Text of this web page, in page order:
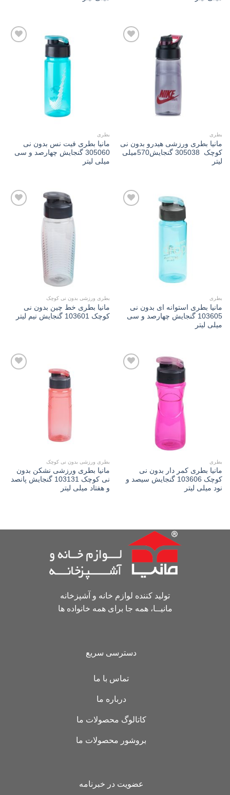
بطری
مانیا بطری ورزشی هیدرو بدون نی
کوچک 305038 گنجایش570میلی
لیتر
بطری
مانیا بطری فیت نس بدون نی
305060 گنجایش چهارصد و سی
میلی لیتر
بطری
مانیا بطری استوانه ای بدون نی
103605 گنجایش چهارصد و سی
میلی لیتر
بطری ورزشی بدون نی کوچک
مانیا بطری خط چین بدون نی
کوچک 103601 گنجایش نیم لیتر
بطری
مانیا بطری کمر دار بدون نی
کوچک 103606 گنجایش سیصد و
نود میلی لیتر
بطری ورزشی بدون نی کوچک
مانیا بطری ورزشی نشکن بدون
نی کوچک 103131 گنجایش پانصد
و هفتاد میلی لیتر
تولید کننده لوازم خانه و آشپزخانه
مانیــا، همه جا برای همه خانواده ها
دسترسی سریع
تماس با ما
درباره ما
کاتالوگ محصولات ما
بروشور محصولات ما
عضویت در خبرنامه